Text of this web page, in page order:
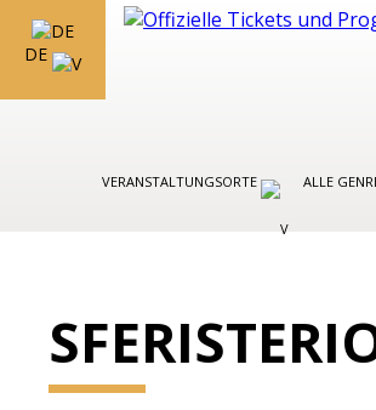
DE
VERANSTALTUNGSORTE ALLE